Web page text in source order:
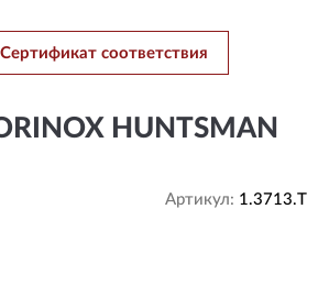
Сертификат соответствия
HUNTSMAN
Артикул: 1.3713.T